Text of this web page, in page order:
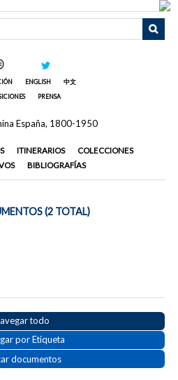
ENGLISH
中文
PRENSA
ITINERARIOS
COLECCIONES
BIBLIOGRAFÍAS
(2 TOTAL)
todo
por Etiqueta
documentos